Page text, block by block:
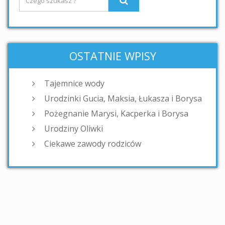
OSTATNIE WPISY
Tajemnice wody
Urodzinki Gucia, Maksia, Łukasza i Borysa
Pożegnanie Marysi, Kacperka i Borysa
Urodziny Oliwki
Ciekawe zawody rodziców